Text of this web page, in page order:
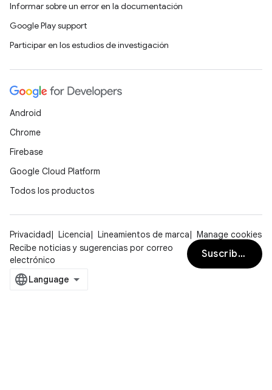
Informar sobre un error en la documentación
Google Play support
Participar en los estudios de investigación
Android
Chrome
Firebase
Google Cloud Platform
Todos los productos
Privacidad Licencia Lineamientos de marca
Manage cookies
Recibe noticias y sugerencias por correo
electrónico
Suscribirse